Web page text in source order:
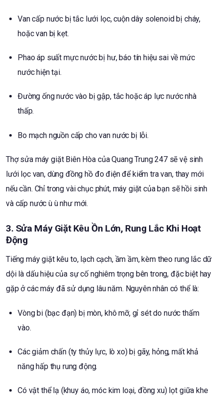
Van cấp nước bị tắc lưới lọc, cuộn dây solenoid bị cháy,
hoặc van bị kẹt.
Phao áp suất mực nước bị hư, báo tín hiệu sai về mức
nước hiện tại.
Đường ống nước vào bị gập, tắc hoặc áp lực nước nhà
thấp.
Bo mạch nguồn cấp cho van nước bị lỗi.
Thợ sửa máy giặt Biên Hòa của Quang Trung 247 sẽ vệ sinh
lưới lọc van, dùng đồng hồ đo điện để kiểm tra van, thay mới
nếu cần. Chỉ trong vài chục phút, máy giặt của bạn sẽ hồi sinh
và cấp nước ù ù như mới.
3. Sửa Máy Giặt Kêu Ồn Lớn, Rung Lắc Khi Hoạt
Động
Tiếng máy giặt kêu to, lạch cạch, ầm ầm, kèm theo rung lắc dữ
dội là dấu hiệu của sự cố nghiêm trọng bên trong, đặc biệt hay
gặp ở các máy đã sử dụng lâu năm. Nguyên nhân có thể là:
Vòng bi (bạc đạn) bị mòn, khô mỡ, gỉ sét do nước thấm
vào.
Các giảm chấn (ty thủy lực, lò xo) bị gãy, hỏng, mất khả
năng hấp thụ rung động.
Có vật thể lạ (khuy áo, móc kim loại, đồng xu) lọt giữa khe